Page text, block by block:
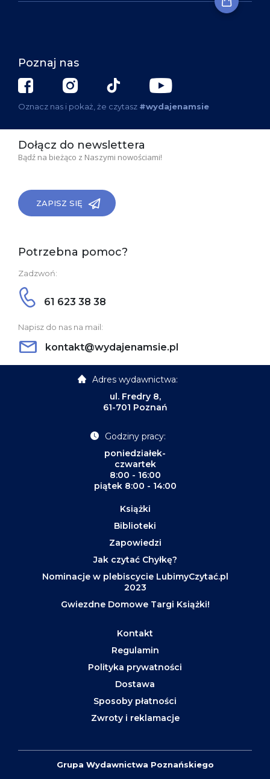
Poznaj nas
Oznacz nas i pokaż, że czytasz #wydajenamsie
Dołącz do newslettera
Bądź na bieżąco z Naszymi nowościami!
ZAPISZ SIĘ
Potrzebna pomoc?
Zadzwoń:
61 623 38 38
Napisz do nas na mail:
kontakt@wydajenamsie.pl
Adres wydawnictwa:
ul. Fredry 8,
61-701 Poznań
Godziny pracy:
poniedziałek-
czwartek
8:00 - 16:00
piątek 8:00 - 14:00
Książki
Biblioteki
Zapowiedzi
Jak czytać Chyłkę?
Nominacje w plebiscycie LubimyCzytać.pl
2023
Gwiezdne Domowe Targi Książki!
Kontakt
Regulamin
Polityka prywatności
Dostawa
Sposoby płatności
Zwroty i reklamacje
Grupa Wydawnictwa Poznańskiego